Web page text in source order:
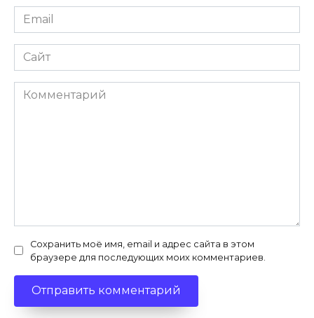
Email
*
Сайт
Комментарий
Сохранить моё имя, email и адрес сайта в этом
браузере для последующих моих комментариев.